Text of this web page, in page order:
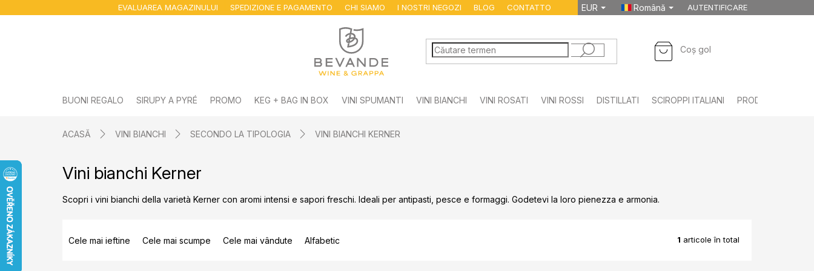
la
EVALUAREA MAGAZINULUI SPEDIZIONE E PAGAMENTO CHI SIAMO I NOSTRI NEGOZI BLOG CONTATTO EUR Română AUTENTIFICARE
COŞ
Coş gol
BUONI REGALO SIRUPY A PYRÉ PROMO KEG + BAG IN BOX VINI SPUMANTI VINI BIANCHI VINI ROSATI VINI ROSSI DISTILLATI SCIROPPI ITALIANI PRODOTTI
ACASĂ VINI BIANCHI SECONDO LA TIPOLOGIA VINI BIANCHI KERNER
Vini bianchi Kerner
Scopri i vini bianchi della varietà Kerner con aromi intensi e sapori freschi. Ideali per antipasti, pesce e formaggi. Godetevi la loro pienezza e armonia.
eCele mai ieftine Cele mai scumpe Cele mai vândute Alfabetic 1 articole în total